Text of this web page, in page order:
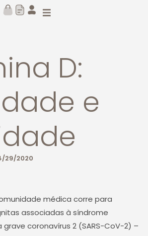
D:
e
29/2020
médica corre para
associadas à síndrome
coronavírus 2 (SARS-CoV-2) –